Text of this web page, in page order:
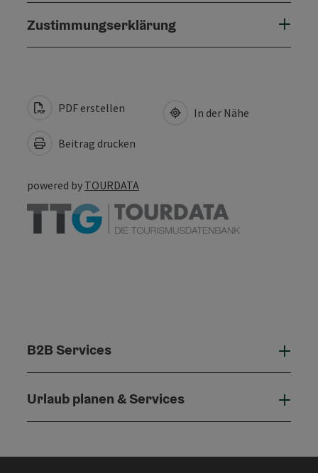
Zustimmungserklärung
PDF erstellen
Beitrag drucken
In der Nähe
powered by TOURDATA
B2B Services
Urlaub planen & Services